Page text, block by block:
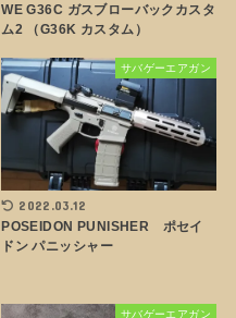
WE G36C ガスブローバックカスタ
ム2 （G36K カスタム）
サバゲーエアガン
2022.03.12
POSEIDON PUNISHER ポセイ
ドン パニッシャー
サバゲーエアガン